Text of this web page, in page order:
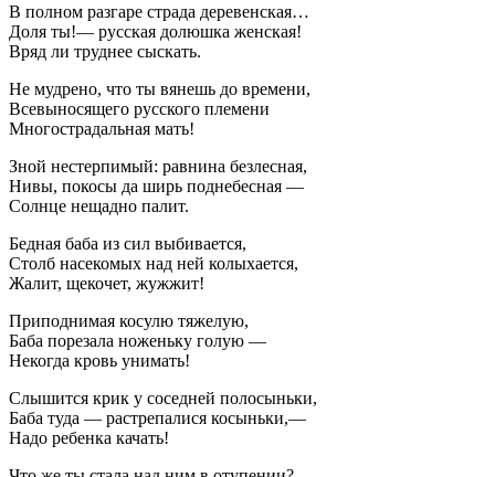
В полном разгаре страда деревенская…
Доля ты!— русская долюшка женская!
Вряд ли труднее сыскать.
Не мудрено, что ты вянешь до времени,
Всевыносящего русского племени
Многострадальная мать!
Зной нестерпимый: равнина безлесная,
Нивы, покосы да ширь поднебесная —
Солнце нещадно палит.
Бедная баба из сил выбивается,
Столб насекомых над ней колыхается,
Жалит, щекочет, жужжит!
Приподнимая косулю тяжелую,
Баба порезала ноженьку голую —
Некогда кровь унимать!
Слышится крик у соседней полосыньки,
Баба туда — растрепалися косыньки,—
Надо ребенка качать!